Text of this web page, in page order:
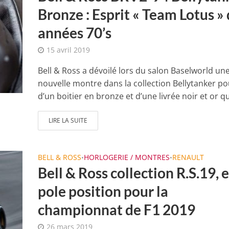
Bronze : Esprit « Team Lotus »
années 70’s
15 avril 2019
Bell & Ross a dévoilé lors du salon Baselworld
nouvelle montre dans la collection Bellytanker
d’un boitier en bronze et d’une livrée noir et or
LIRE LA SUITE
BELL & ROSS•HORLOGERIE / MONTRES•RENAULT
Bell & Ross collection R.S.19,
pole position pour la
championnat de F1 2019
26 mars 2019